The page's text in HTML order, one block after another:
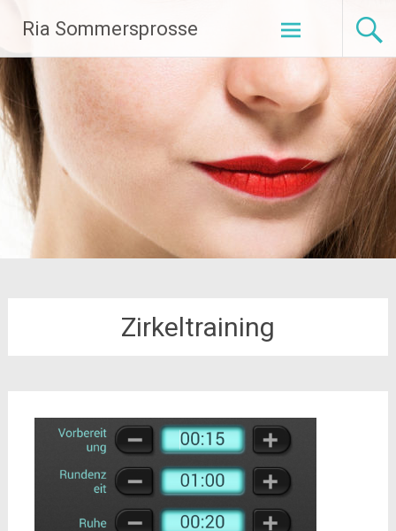
Inhalt
springen
Ria Sommersprosse
Zirkeltraining